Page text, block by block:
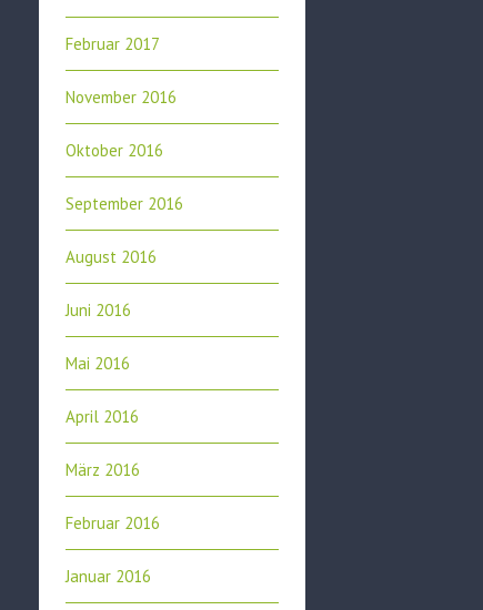
Februar 2017
November 2016
Oktober 2016
September 2016
August 2016
Juni 2016
Mai 2016
April 2016
März 2016
Februar 2016
Januar 2016